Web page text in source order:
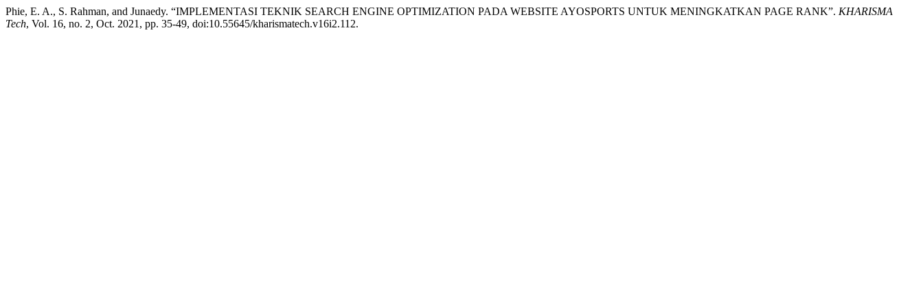
Phie, E. A., S. Rahman, and Junaedy. “IMPLEMENTASI TEKNIK SEARCH ENGINE OPTIMIZATION PADA WEBSITE AYOSPORTS UNTUK MENINGKATKAN PAGE RANK”. KHARISMA
Tech, Vol. 16, no. 2, Oct. 2021, pp. 35-49, doi:10.55645/kharismatech.v16i2.112.